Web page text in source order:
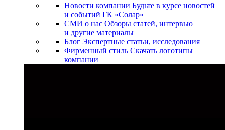
Новости компании Будьте в курсе новостей
и событий ГК «Солар»
СМИ о нас Обзоры статей, интервью
и другие материалы
Блог Экспертные статьи, исследования
Фирменный стиль Скачать логотипы
компании